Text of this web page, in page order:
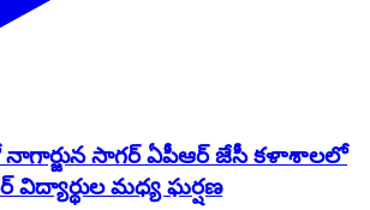
సాగర్ ఏపీఆర్ జేసీ కళాశాలలో
మధ్య ఘర్షణ